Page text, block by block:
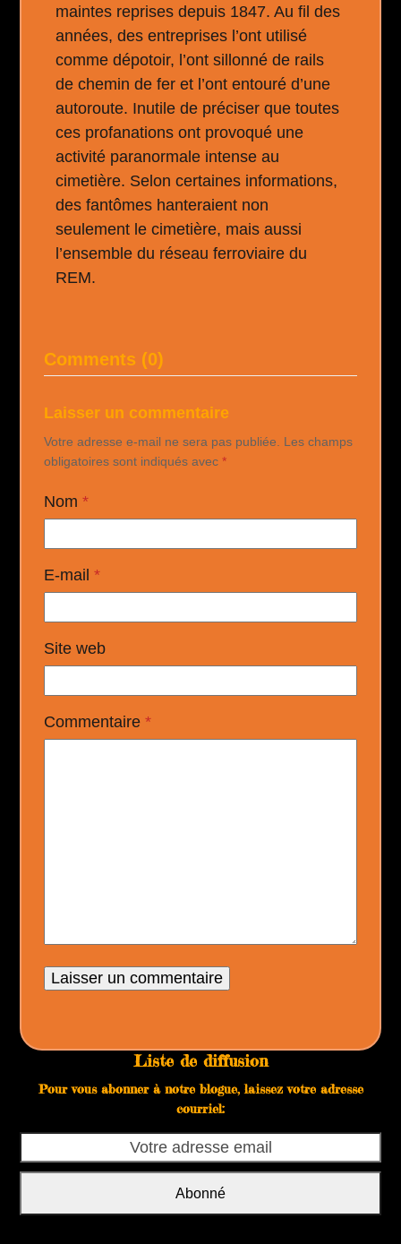
maintes reprises depuis 1847. Au fil des
années, des entreprises l’ont utilisé
comme dépotoir, l’ont sillonné de rails
de chemin de fer et l’ont entouré d’une
autoroute. Inutile de préciser que toutes
ces profanations ont provoqué une
activité paranormale intense au
cimetière. Selon certaines informations,
des fantômes hanteraient non
seulement le cimetière, mais aussi
l’ensemble du réseau ferroviaire du
REM.
Comments (0)
Laisser un commentaire
Votre adresse e-mail ne sera pas publiée.
Les champs
obligatoires sont indiqués avec*
Nom*
E-mail*
Site web
Commentaire*
Liste de diffusion
Pour vous abonner à notre blogue, laissez votre adresse
courriel:
adresse
Abonné